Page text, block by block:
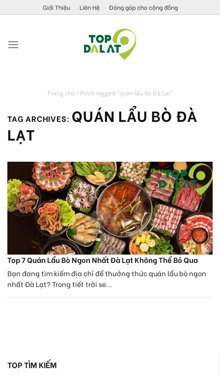
to
Giới Thiệu Liên Hệ Đóng góp cho cộng đồng
Trang chủ Posts tagged "quán lẩu bò Đà Lạt"
TAG ARCHIVES: QUÁN LẨU BÒ ĐÀ
LẠT
Top 7 Quán Lẩu Bò Ngon Nhất Đà Lạt Không Thể Bỏ Qua
Bạn đang tìm kiếm địa chỉ để thưởng thức quán lẩu bò ngon
nhất Đà Lạt? Trong tiết trời se...
TOP TÌM KIẾM